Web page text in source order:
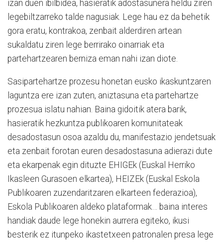
izan duen ibilbidea, hasieratik adostasunera heldu ziren
legebiltzarreko talde nagusiak. Lege hau ez da behetik
gora eratu, kontrakoa, zenbait alderdiren artean
sukaldatu ziren lege berrirako oinarriak eta
partehartzearen berniza eman nahi izan diote.
Sasipartehartze prozesu honetan eusko ikaskuntzaren
laguntza ere izan zuten, aniztasuna eta partehartze
prozesua islatu nahian. Baina gidoitik atera barik,
hasieratik hezkuntza publikoaren komunitateak
desadostasun osoa azaldu du, manifestazio jendetsuak
eta zenbait forotan euren desadostasuna adierazi dute
eta ekarpenak egin dituzte EHIGEk (Euskal Herriko
Ikasleen Gurasoen elkartea), HEIZEk (Euskal Eskola
Publikoaren zuzendaritzaren elkarteen federazioa),
Eskola Publikoaren aldeko plataformak… baina interes
handiak daude lege honekin aurrera egiteko, ikusi
besterik ez itunpeko ikastetxeen patronalen presa lege